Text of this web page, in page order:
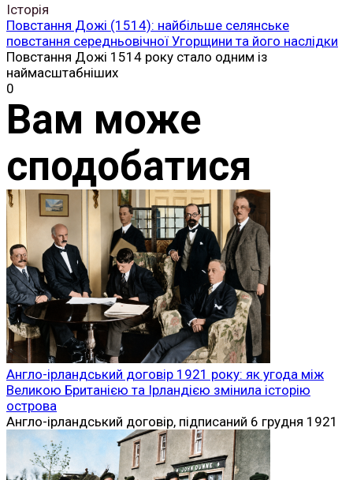
Історія
Повстання Дожі (1514): найбільше селянське
повстання середньовічної Угорщини та його наслідки
Повстання Дожі 1514 року стало одним із
наймасштабніших
0
Вам може
сподобатися
Англо-ірландський договір 1921 року: як угода між
Великою Британією та Ірландією змінила історію
острова
Англо-ірландський договір, підписаний 6 грудня 1921